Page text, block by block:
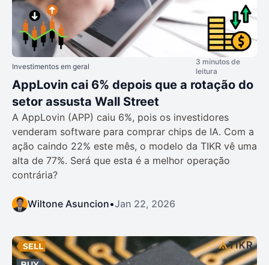
Investimentos em geral
3 minutos de
leitura
AppLovin cai 6% depois que a rotação do
setor assusta Wall Street
A AppLovin (APP) caiu 6%, pois os investidores
venderam software para comprar chips de IA. Com a
ação caindo 22% este mês, o modelo da TIKR vê uma
alta de 77%. Será que esta é a melhor operação
contrária?
Wiltone Asuncion•Jan 22, 2026